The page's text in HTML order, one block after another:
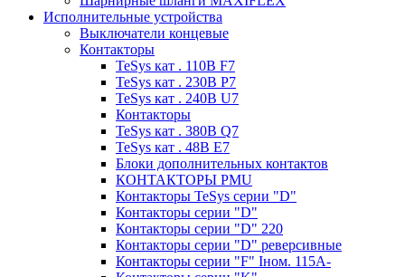
Исполнительные устройства
Выключатели концевые
Контакторы
TeSys кат . 110В F7
TeSys кат . 230В P7
TeSys кат . 240В U7
Контакторы
TeSys кат . 380В Q7
TeSys кат . 48В E7
Блоки дополнительных контактов
КОНТАКТОРЫ PMU
Контакторы TeSys серии "D"
Контакторы серии "D"
Контакторы серии "D" 220
Контакторы серии "D" реверсивные
Контакторы серии "F" Iном. 115А-